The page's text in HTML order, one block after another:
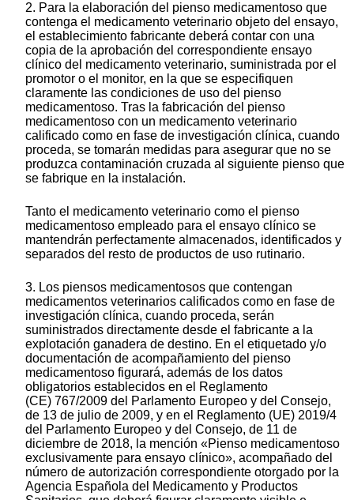
2. Para la elaboración del pienso medicamentoso que
contenga el medicamento veterinario objeto del ensayo,
el establecimiento fabricante deberá contar con una
copia de la aprobación del correspondiente ensayo
clínico del medicamento veterinario, suministrada por el
promotor o el monitor, en la que se especifiquen
claramente las condiciones de uso del pienso
medicamentoso. Tras la fabricación del pienso
medicamentoso con un medicamento veterinario
calificado como en fase de investigación clínica, cuando
proceda, se tomarán medidas para asegurar que no se
produzca contaminación cruzada al siguiente pienso que
se fabrique en la instalación.
Tanto el medicamento veterinario como el pienso
medicamentoso empleado para el ensayo clínico se
mantendrán perfectamente almacenados, identificados y
separados del resto de productos de uso rutinario.
3. Los piensos medicamentosos que contengan
medicamentos veterinarios calificados como en fase de
investigación clínica, cuando proceda, serán
suministrados directamente desde el fabricante a la
explotación ganadera de destino. En el etiquetado y/o
documentación de acompañamiento del pienso
medicamentoso figurará, además de los datos
obligatorios establecidos en el Reglamento
(CE) 767/2009 del Parlamento Europeo y del Consejo,
de 13 de julio de 2009, y en el Reglamento (UE) 2019/4
del Parlamento Europeo y del Consejo, de 11 de
diciembre de 2018, la mención «Pienso medicamentoso
exclusivamente para ensayo clínico», acompañado del
número de autorización correspondiente otorgado por la
Agencia Española del Medicamento y Productos